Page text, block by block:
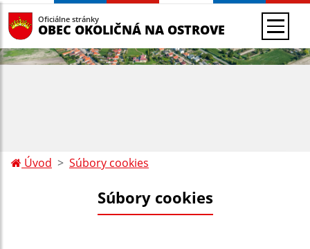
Oficiálne stránky
OBEC OKOLIČNÁ NA OSTROVE
Úvod Súbory cookies
Súbory cookies